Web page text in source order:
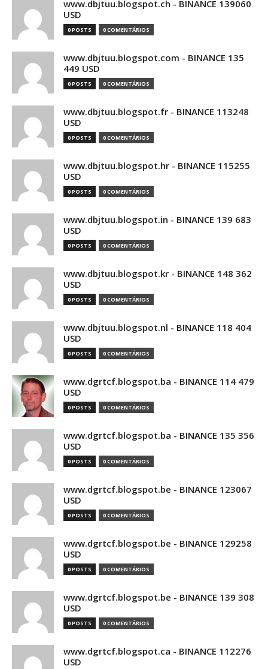
www.dbjtuu.blogspot.ch - BINANCE 139060
USD
0 POSTS 0 COMENTÁRIOS
www.dbjtuu.blogspot.com - BINANCE 135
449 USD
0 POSTS 0 COMENTÁRIOS
www.dbjtuu.blogspot.fr - BINANCE 113248
USD
0 POSTS 0 COMENTÁRIOS
www.dbjtuu.blogspot.hr - BINANCE 115255
USD
0 POSTS 0 COMENTÁRIOS
www.dbjtuu.blogspot.in - BINANCE 139 683
USD
0 POSTS 0 COMENTÁRIOS
www.dbjtuu.blogspot.kr - BINANCE 148 362
USD
0 POSTS 0 COMENTÁRIOS
www.dbjtuu.blogspot.nl - BINANCE 118 404
USD
0 POSTS 0 COMENTÁRIOS
www.dgrtcf.blogspot.ba - BINANCE 114 479
USD
0 POSTS 0 COMENTÁRIOS
www.dgrtcf.blogspot.ba - BINANCE 135 356
USD
0 POSTS 0 COMENTÁRIOS
www.dgrtcf.blogspot.be - BINANCE 123067
USD
0 POSTS 0 COMENTÁRIOS
www.dgrtcf.blogspot.be - BINANCE 129258
USD
0 POSTS 0 COMENTÁRIOS
www.dgrtcf.blogspot.be - BINANCE 139 308
USD
0 POSTS 0 COMENTÁRIOS
www.dgrtcf.blogspot.ca - BINANCE 112276
USD